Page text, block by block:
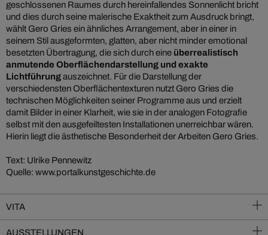
geschlossenen Raumes durch hereinfallendes Sonnenlicht bricht
und dies durch seine malerische Exaktheit zum Ausdruck bringt,
wählt Gero Gries ein ähnliches Arrangement, aber in einer in
seinem Stil ausgeformten, glatten, aber nicht minder emotional
besetzten Übertragung, die sich durch eine überrealistisch
anmutende Oberflächendarstellung und exakte
Lichtführungauszeichnet. Für die Darstellung der
verschiedensten Oberflächentexturen nutzt Gero Gries die
technischen Möglichkeiten seiner Programme aus und erzielt
damit Bilder in einer Klarheit, wie sie in der analogen Fotografie
selbst mit den ausgefeiltesten Installationen unerreichbar wären.
Hierin liegt die ästhetische Besonderheit der Arbeiten Gero Gries.
Text: Ulrike Pennewitz
Quelle: www.portalkunstgeschichte.de
VITA
AUSSTELLUNGEN